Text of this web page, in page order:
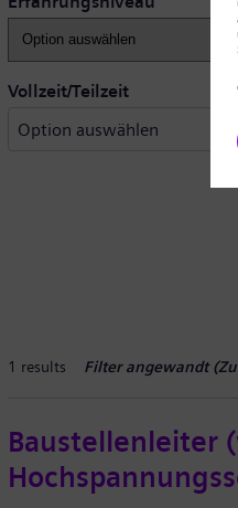
Vollzeit/Teilzeit
1 results Filter angewandt (
Baustellenleiter